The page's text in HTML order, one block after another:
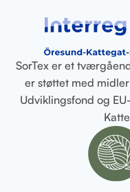
SorTex er et
er støttet med
Udviklingsfond og